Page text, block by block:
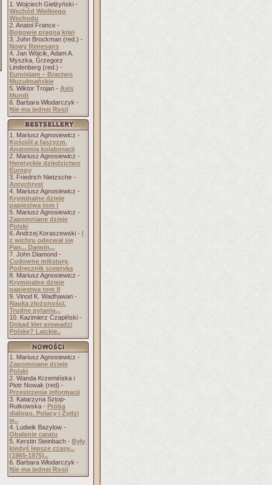
1. Wojciech Giełżyński -
Wschód Wielkiego
Wschodu
2. Anatol France -
Bogowie pragną krwi
3. John Brockman (red.) -
Nowy Renesans
4. Jan Wójcik, Adam A.
Myszka, Grzegorz
Lindenberg (red.) -
Euroislam – Bractwo
Muzułmańskie
5. Wiktor Trojan - Axis
Mundi
6. Barbara Włodarczyk -
Nie ma jednej Rosji
1. Mariusz Agnosiewicz -
Kościół a faszyzm.
Anatomia kolaboracji
2. Mariusz Agnosiewicz -
Heretyckie dziedzictwo
Europy
3. Friedrich Nietzsche -
Antychryst
4. Mariusz Agnosiewicz -
Kryminalne dzieje
papiestwa tom I
5. Mariusz Agnosiewicz -
Zapomniane dzieje
Polski
6. Andrzej Koraszewski - I
z wichru odezwał się
Pan... Darwin,..
7. John Diamond -
Cudowne mikstury.
Podręcznik sceptyka
8. Mariusz Agnosiewicz -
Kryminalne dzieje
papiestwa tom II
9. Vinod K. Wadhawan -
Nauka złożoności.
Trudne pytania,..
10. Kazimierz Czapiński -
Dokąd kler prowadzi
Polskę? Laickie..
1. Mariusz Agnosiewicz -
Zapomniane dzieje
Polski
2. Wanda Krzemińska i
Piotr Nowak (red) -
Przestrzenie informacji
3. Katarzyna Sztop-
Rutkowska - Próba
dialogu. Polacy i Żydzi
w..
4. Ludwik Bazylow -
Obalenie caratu
5. Kerstin Steinbach - Były
kiedyś lepsze czasy...
(1965-1975)..
6. Barbara Włodarczyk -
Nie ma jednej Rosji